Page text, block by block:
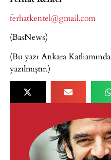
ferhatkentel@gmail.com
(BasNews)
(Bu yazı Ankara
yazılmıştır.)